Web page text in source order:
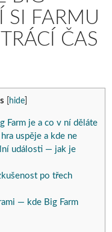
SI FARMU
ČAS
hide
Farm je a co v ní děláte
uspěje a kde ne
události — jak je
po třech
— kde Big Farm